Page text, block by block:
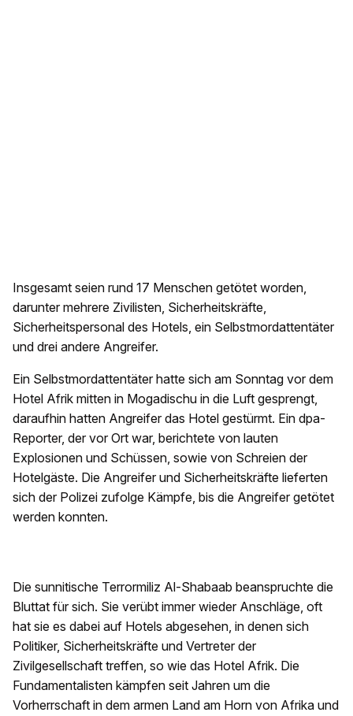
Insgesamt seien rund 17 Menschen getötet worden,
darunter mehrere Zivilisten, Sicherheitskräfte,
Sicherheitspersonal des Hotels, ein Selbstmordattentäter
und drei andere Angreifer.
Ein Selbstmordattentäter hatte sich am Sonntag vor dem
Hotel Afrik mitten in Mogadischu in die Luft gesprengt,
daraufhin hatten Angreifer das Hotel gestürmt. Ein dpa-
Reporter, der vor Ort war, berichtete von lauten
Explosionen und Schüssen, sowie von Schreien der
Hotelgäste. Die Angreifer und Sicherheitskräfte lieferten
sich der Polizei zufolge Kämpfe, bis die Angreifer getötet
werden konnten.
Die sunnitische Terrormiliz Al-Shabaab beanspruchte die
Bluttat für sich. Sie verübt immer wieder Anschläge, oft
hat sie es dabei auf Hotels abgesehen, in denen sich
Politiker, Sicherheitskräfte und Vertreter der
Zivilgesellschaft treffen, so wie das Hotel Afrik. Die
Fundamentalisten kämpfen seit Jahren um die
Vorherrschaft in dem armen Land am Horn von Afrika und